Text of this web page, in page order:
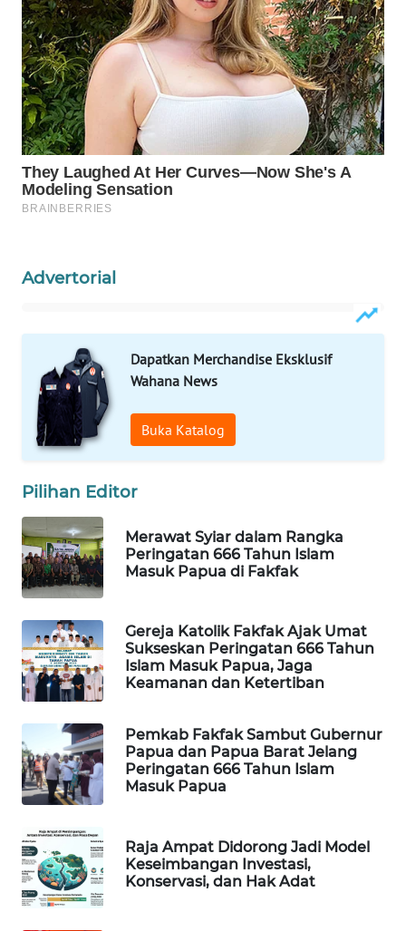
Advertorial
Dapatkan Merchandise Eksklusif
Wahana News
Buka Katalog
Pilihan Editor
Merawat Syiar dalam Rangka
Peringatan 666 Tahun Islam
Masuk Papua di Fakfak
Gereja Katolik Fakfak Ajak Umat
Sukseskan Peringatan 666 Tahun
Islam Masuk Papua, Jaga
Keamanan dan Ketertiban
Pemkab Fakfak Sambut Gubernur
Papua dan Papua Barat Jelang
Peringatan 666 Tahun Islam
Masuk Papua
Raja Ampat Didorong Jadi Model
Keseimbangan Investasi,
Konservasi, dan Hak Adat
WAHANA
OTOMOTIF
WAHANA
HEALTH
WAHANA
DESA
WISATA
KONSUMEN
LISTRIK
MASYARAKAT
KELISTRIKAN
WALINKI
ID
MAWAKA
ID
MARTABAT
NET
PLN
WATCH
MKLI
LKKI